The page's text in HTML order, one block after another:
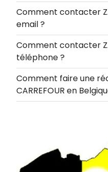
Comment contacter
email ?
Comment contacter
téléphone ?
Comment faire une
CARREFOUR en